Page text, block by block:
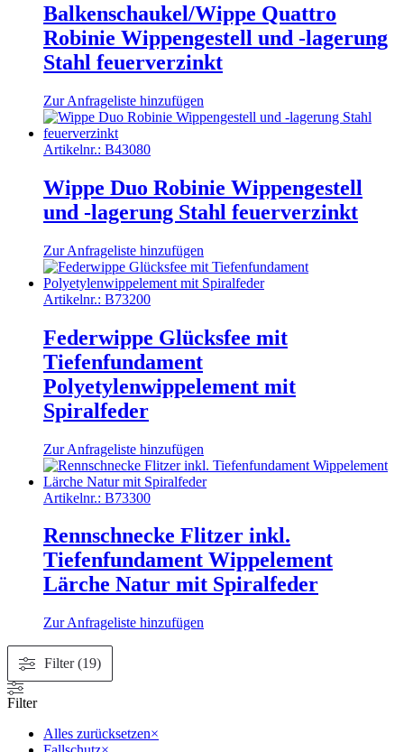
Balkenschaukel/Wippe Quattro
Robinie Wippengestell und -lagerung
Stahl feuerverzinkt
Zur Anfrageliste hinzufügen
Artikelnr.: B43080
Wippe Duo Robinie Wippengestell
und -lagerung Stahl feuerverzinkt
Zur Anfrageliste hinzufügen
Artikelnr.: B73200
Federwippe Glücksfee mit
Tiefenfundament
Polyetylenwippelement mit
Spiralfeder
Zur Anfrageliste hinzufügen
Artikelnr.: B73300
Rennschnecke Flitzer inkl.
Tiefenfundament Wippelement
Lärche Natur mit Spiralfeder
Zur Anfrageliste hinzufügen
Filter (19)
Filter
Alles zurücksetzen×